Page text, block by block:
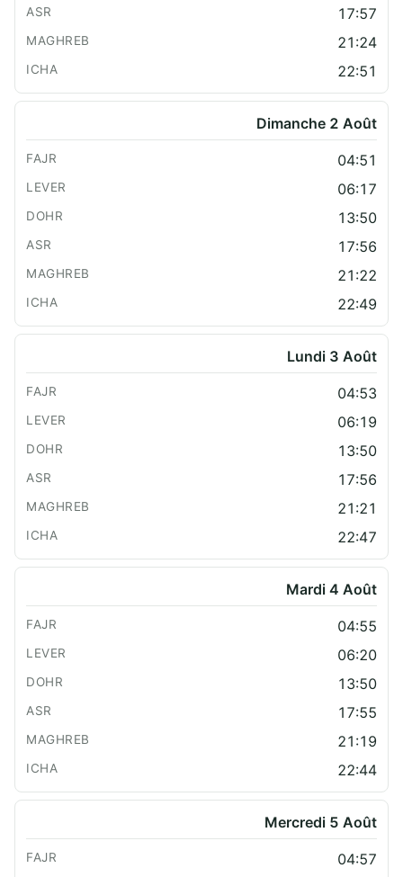
17:57
21:24
22:51
Dimanche 2 Août
04:51
06:17
13:50
17:56
21:22
22:49
Lundi 3 Août
04:53
06:19
13:50
17:56
21:21
22:47
Mardi 4 Août
04:55
06:20
13:50
17:55
21:19
22:44
Mercredi 5 Août
04:57